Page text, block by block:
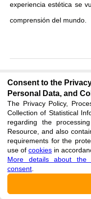
experiencia estética se
comprensión del mundo.
ADDITIONAL
Not specified
FUNDING
The authors did not
research, prepare and
Consent to the
Personal Data, and
The Privacy Policy,
Collection of Statistical
regarding the
Resource, and also
requirements for the
use of cookies in
More details about the
consent